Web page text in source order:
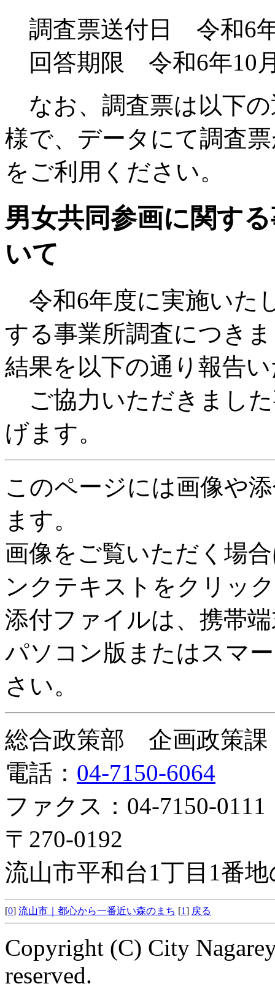
調査票送付日 令和6
回答期限 令和6年10
なお、調査票は以下
様で、データにて調査
をご利用ください。
男女共同参画に関す
いて
令和6年度に実施いた
する事業所調査につき
結果を以下の通り報告
ご協力いただきまし
げます。
このページには画像や
ます。
画像をご覧いただく場
ンクテキストをクリッ
添付ファイルは、携帯
パソコン版またはスマ
さい。
総合政策部 企画政策課
電話： 04-7150-6064
ファクス：04-7150-0111
〒270-0192
流山市平和台1丁目1番
[0] 流山市｜都心から一番近い森のまち [1] 戻る
Copyright (C) City
reserved.